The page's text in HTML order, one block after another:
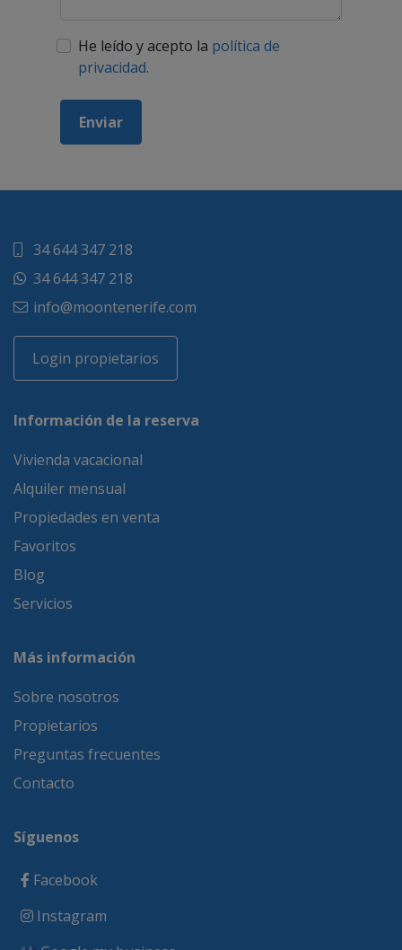
He leído y acepto la política de
privacidad.
34 644 347 218
34 644 347 218
info@moontenerife.com
Login propietarios
Información de la reserva
Vivienda vacacional
Alquiler mensual
Propiedades en venta
Favoritos
Blog
Servicios
Más información
Sobre nosotros
Propietarios
Preguntas frecuentes
Contacto
Síguenos
Facebook
Instagram